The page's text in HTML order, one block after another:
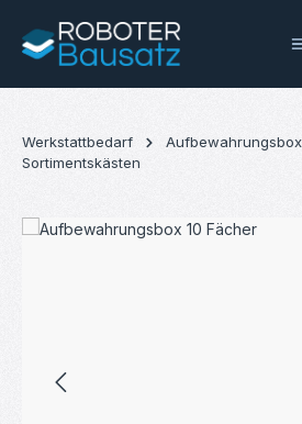
Zum Hauptinhalt springen
Werkstattbedarf
Sortimentskästen
Bildergalerie überspringen